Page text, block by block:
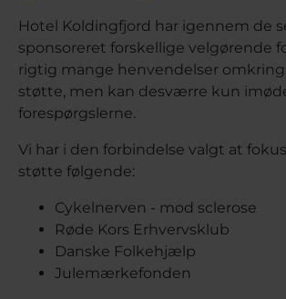
Hotel Koldingfjord har igennem de
sponsoreret forskellige velgørende
rigtig mange henvendelser
støtte, men kan desværre kun
forespørgslerne.
Vi har i den forbindelse valgt at
støtte følgende:
Cykelnerven - mod sclerose
Røde Kors Erhvervsklub
Danske Folkehjælp
Julemærkefonden